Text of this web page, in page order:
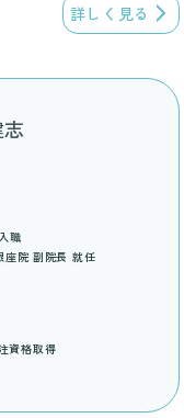
詳しく見る
職
座院 副院長 就任
資格取得